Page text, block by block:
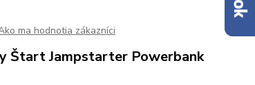
ma hodnotia zákazníci
Štart Jampstarter Powerbank